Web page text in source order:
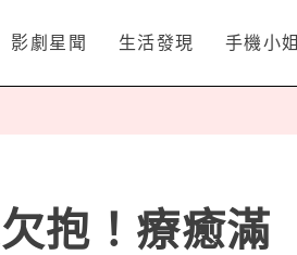
影劇星聞 生活發現 手機小姐
抱！療癒滿